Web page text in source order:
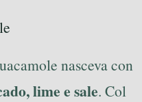
nasceva con
lime e sale. Col